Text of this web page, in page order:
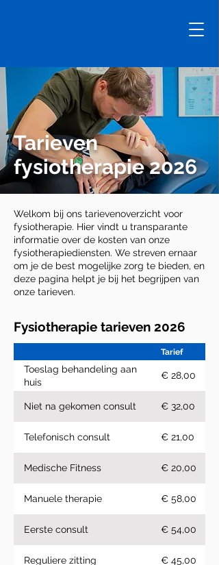
Tarieven
fysiotherapie 2026
Welkom bij ons tarievenoverzicht voor
fysiotherapie. Hier vindt u transparante
informatie over de kosten van onze
fysiotherapiediensten. We streven ernaar
om je de best mogelijke zorg te bieden, en
deze pagina helpt je bij het begrijpen van
onze tarieven.
Fysiotherapie tarieven 2026
Tarief
Toeslag behandeling aan
huis
€ 28,00
Niet na gekomen consult € 32,00
Telefonisch consult € 21,00
Medische Fitness € 20,00
Manuele therapie € 58,00
Eerste consult € 54,00
Reguliere zitting € 45,00